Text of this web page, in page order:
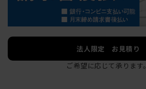
法人限定 お見積り
ご希望に応じて承ります。